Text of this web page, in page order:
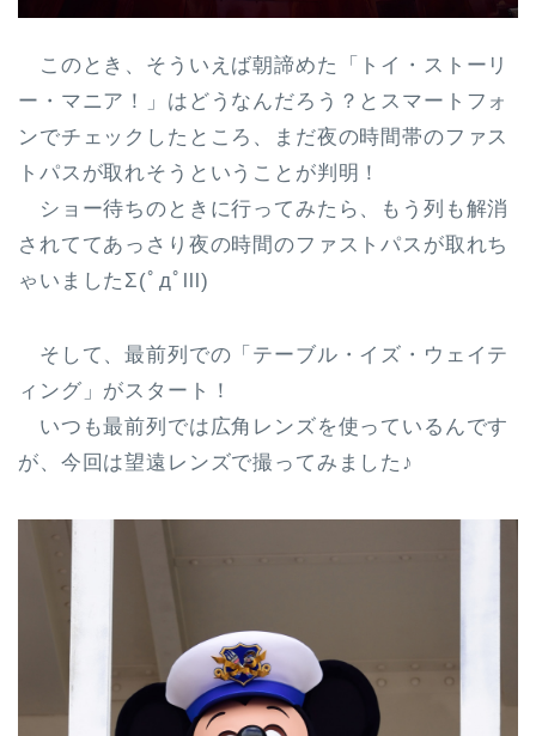
このとき、そういえば朝諦めた「トイ・ストーリ
ー・マニア！」はどうなんだろう？とスマートフォ
ンでチェックしたところ、まだ夜の時間帯のファス
トパスが取れそうということが判明！
ショー待ちのときに行ってみたら、もう列も解消
されててあっさり夜の時間のファストパスが取れち
ゃいましたΣ(ﾟдﾟlll)
そして、最前列での「テーブル・イズ・ウェイテ
ィング」がスタート！
いつも最前列では広角レンズを使っているんです
が、今回は望遠レンズで撮ってみました♪